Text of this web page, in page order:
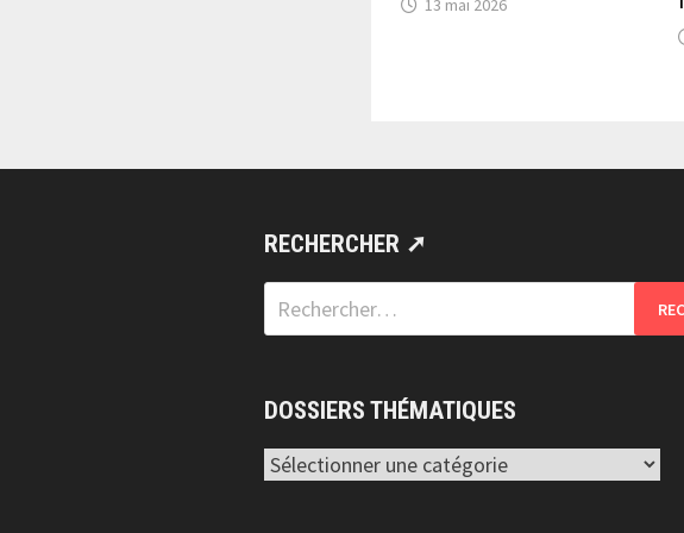
13 mai 2026
RECHERCHER ➚
Rechercher :
DOSSIERS THÉMATIQUES
Dossiers